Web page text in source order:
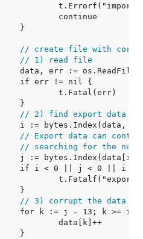
// create file with
// 1) read file
// 2) find export data
// Export data can
// searching for the next
// 3) corrupt the data